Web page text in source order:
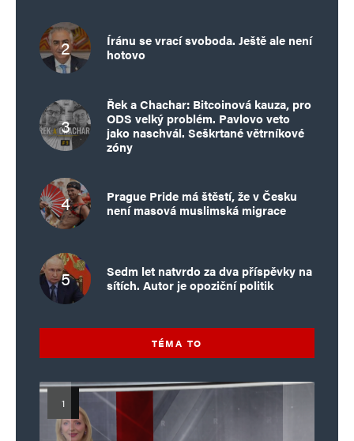
Íránu se vrací svoboda. Ještě ale není
hotovo
Řek a Chachar: Bitcoinová kauza, pro
ODS velký problém. Pavlovo veto
jako naschvál. Seškrtané větrníkové
zóny
Prague Pride má štěstí, že v Česku
není masová muslimská migrace
Sedm let natvrdo za dva příspěvky na
sítích. Autor je opoziční politik
TÉMA TO